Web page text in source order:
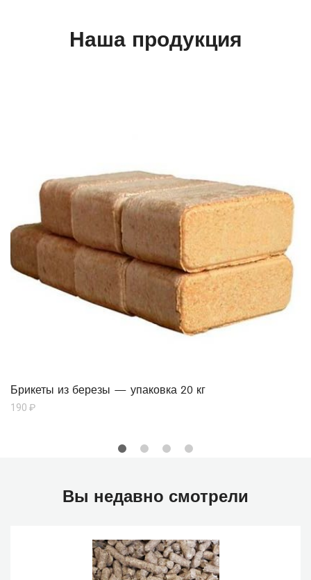
Наша продукция
Брикеты из березы — упаковка 20 кг
190 ₽
Вы недавно смотрели